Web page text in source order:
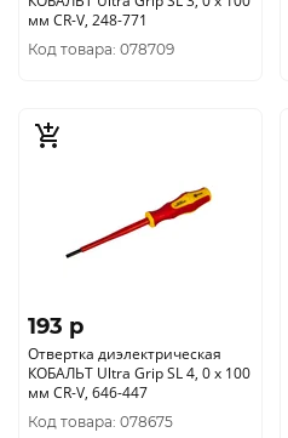
мм CR-V, 248-771
Код товара: 078709
193 p
Отвертка диэлектрическая
КОБАЛЬТ Ultra Grip SL 4, 0 х 100
мм CR-V, 646-447
Код товара: 078675